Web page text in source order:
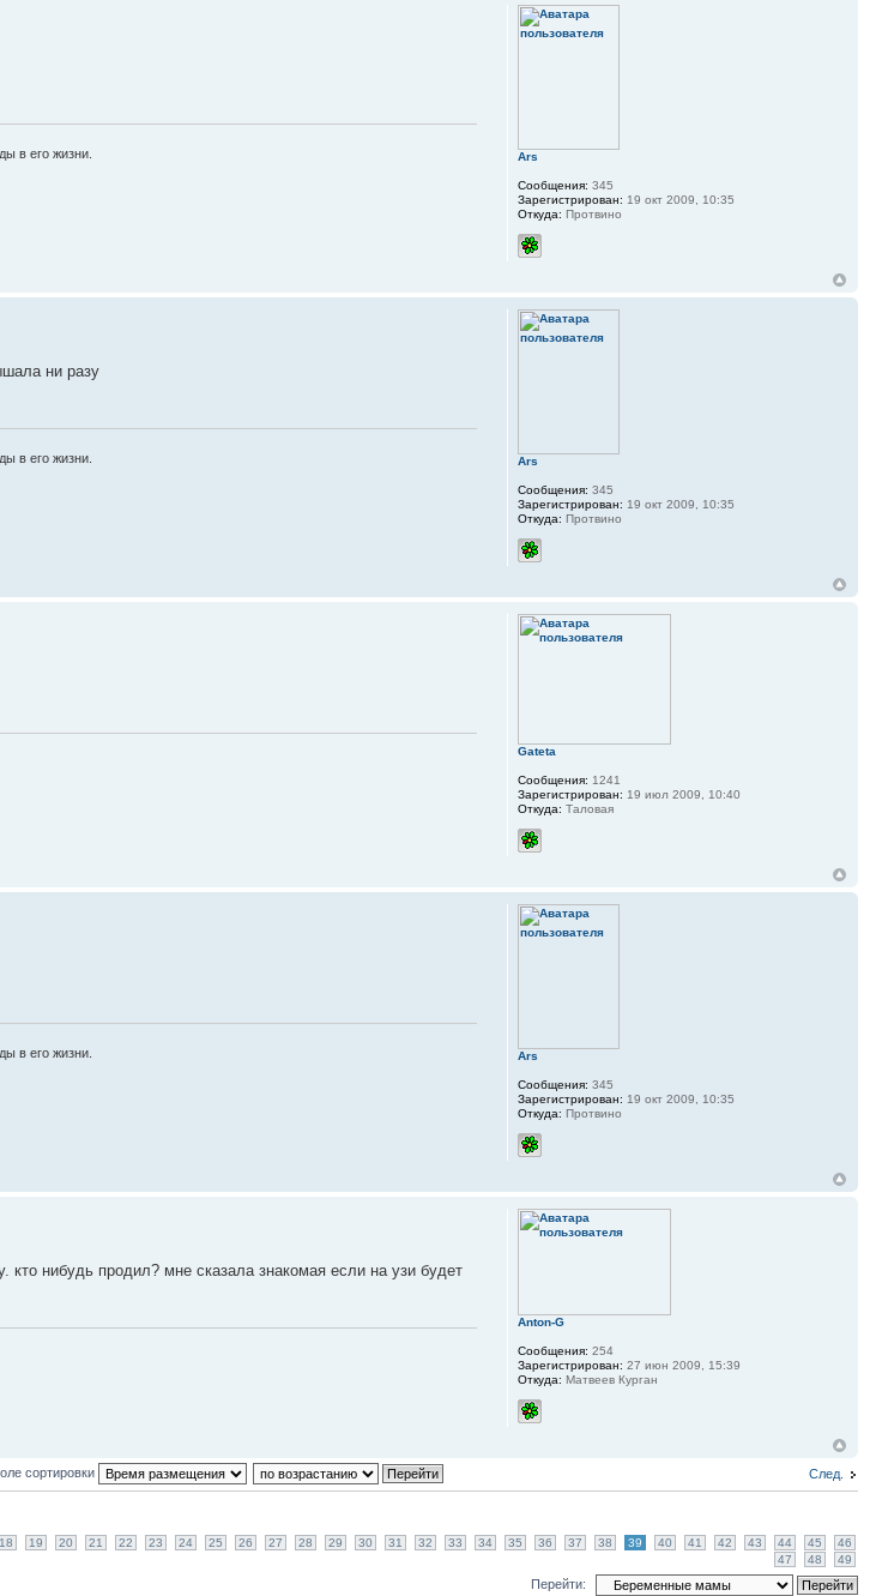
в его жизни. Ars
Сообщения: 345
Зарегистрирован: 19 окт 2009, 10:35
Откуда: Протвино
ни разу
в его жизни. Ars
Сообщения: 345
Зарегистрирован: 19 окт 2009, 10:35
Откуда: Протвино
Gateta
Сообщения: 1241
Зарегистрирован: 19 июл 2009, 10:40
Откуда: Таловая
в его жизни. Ars
Сообщения: 345
Зарегистрирован: 19 окт 2009, 10:35
Откуда: Протвино
кто нибудь продил? мне сказала знакомая если на узи будет
Anton-G
Сообщения: 254
Зарегистрирован: 27 июн 2009, 15:39
Откуда: Матвеев Курган
След.
сортировки
18 19 20 21 22 23 24 25 26 27 28 29 30 31 32 33 34 35 36 37 38 39 40 41 42 43 44 45
46
47
48 49
Перейти: